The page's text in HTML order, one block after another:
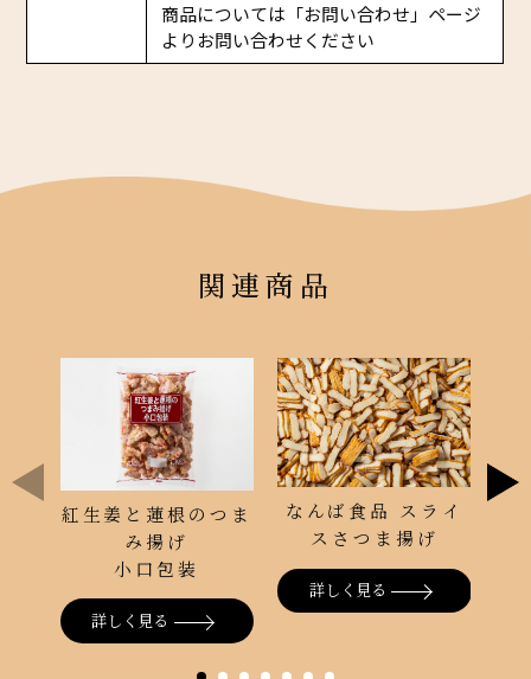
商品については「お問い合わせ」ページ
よりお問い合わせください
関連商品
紅生姜と蓮根のつま
み揚げ
小口包装
詳しく見る
なんば食品 スライ
スさつま揚げ
詳しく見る